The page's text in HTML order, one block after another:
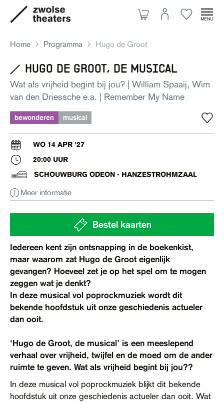
Aanbod
Je bezoek
Over ons
Eten & drinken
Toegankelijkheid
Home Programma Hugo de Groot
hugo de groot, de musical
Wat als vrijheid begint bij jou? | William Spaaij, Wim
van den Driessche e.a. | Remember My Name
bewonderen musical
WO 14 APR '27
20:00 UUR
SCHOUWBURG ODEON - HANZESTROHMZAAL
Meer informatie
Bestel kaarten
Iedereen kent zijn ontsnapping in de boekenkist,
maar waarom zat Hugo de Groot eigenlijk
gevangen? Hoeveel zet je op het spel om te mogen
zeggen wat je denkt?
In deze musical vol poprockmuziek wordt dit
bekende hoofdstuk uit onze geschiedenis actueler
dan ooit.
‘Hugo de Groot, de musical’ is een meeslepend
verhaal over vrijheid, twijfel en de moed om de ander
ruimte te geven. Wat als vrijheid begint bij jou??
In deze musical vol poprockmuziek blijkt dit bekende
hoofdstuk uit onze geschiedenis actueler dan ooit. Wat